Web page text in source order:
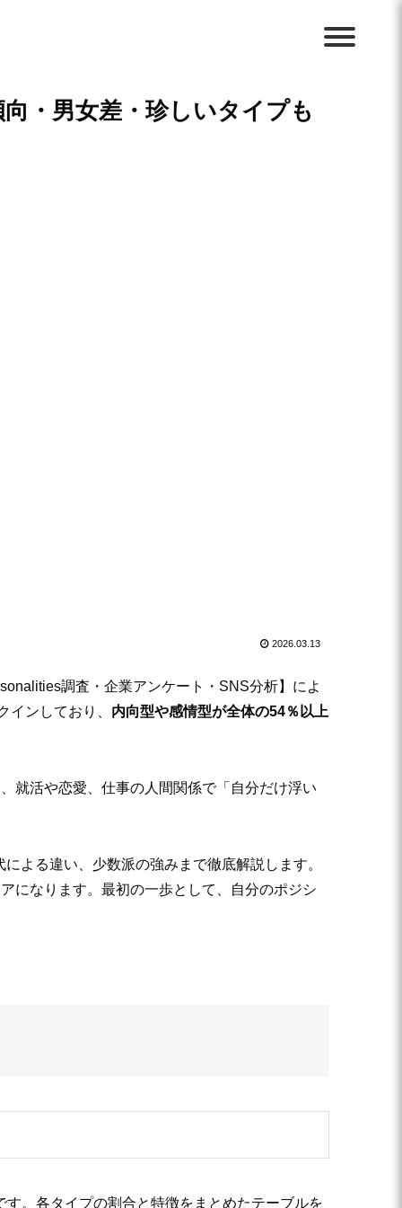
・男女差・珍しいタイプも
2026.03.13
調査・企業アンケート・SNS分析】によ
インしており、 内向型や感情型が全体の54％以上
就活や恋愛、仕事の人間関係で「自分だけ浮い
よる違い、少数派の強みまで徹底解説します。
になります。最初の一歩として、自分のポジシ
。各タイプの割合と特徴をまとめたテーブルを